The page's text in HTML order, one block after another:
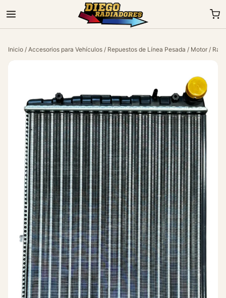
Inicio / Accesorios para Vehículos / Repuestos de Línea Pesada / Motor /